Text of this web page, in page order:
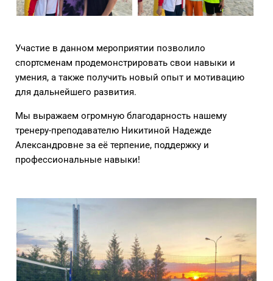
Участие в данном мероприятии позволило
спортсменам продемонстрировать свои навыки и
умения, а также получить новый опыт и мотивацию
для дальнейшего развития.
Мы выражаем огромную благодарность нашему
тренеру-преподавателю Никитиной Надежде
Александровне за её терпение, поддержку и
профессиональные навыки!